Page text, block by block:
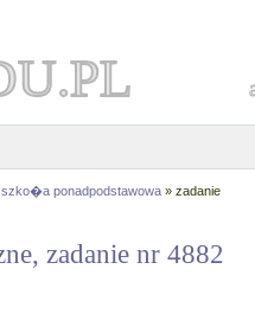
ponadpodstawowa » zadanie
zadanie nr 4882